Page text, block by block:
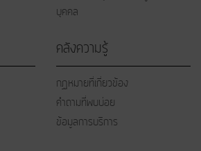
บุคคล
คลังความรู้
กฏหมายที่เกี่ยวข้อง
คำถามที่พบบ่อย
ข้อมูลการบริการ